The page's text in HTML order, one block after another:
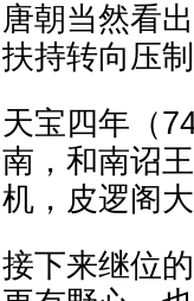
唐朝当然看
扶持转向压制
天宝四年（
南，和南诏
机，皮逻阁
接下来继位